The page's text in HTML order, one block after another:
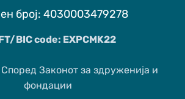
број: 4030003479278
BIC code: EXPCMK22
Законот за здруженија и
фондации